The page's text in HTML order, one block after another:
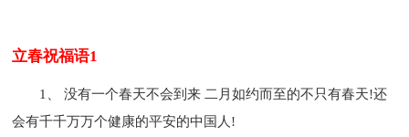
立春祝福语1
1、 没有一个春天不会到来 二月如约而至的不只有春天!还
会有千千万万个健康的平安的中国人!